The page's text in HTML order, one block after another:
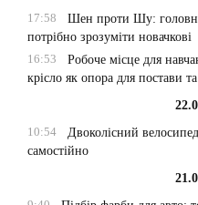
17:58
Шен проти Шу: головна
потрібно зрозуміти новачкові
16:53
Робоче місце для
крісло як опора для постави
10:54
Двоколісний
самостійно